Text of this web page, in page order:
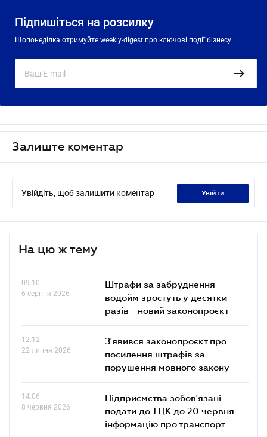
Підпишіться на розсилку
Щопонеділка отримуйте weekly-digest про ключові події бізнесу
Залиште коментар
Увійдіть, щоб залишити коментар увійти
На цю ж тему
09.10
6 серпня 2026
Штрафи за забруднення
водойм зростуть у десятки
разів - новий законопроєкт
12.12
22 липня 2026
З'явився законопроєкт про
посилення штрафів за
порушення мовного закону
14.06
8 червня 2026
Підприємства зобов'язані
подати до ТЦК до 20 червня
інформацію про транспорт